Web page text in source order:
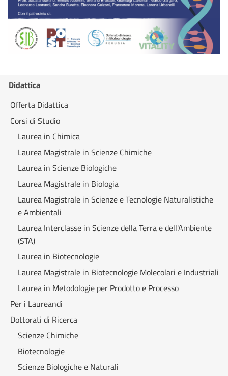
Didattica
Offerta Didattica
Corsi di Studio
Laurea in Chimica
Laurea Magistrale in Scienze Chimiche
Laurea in Scienze Biologiche
Laurea Magistrale in Biologia
Laurea Magistrale in Scienze e Tecnologie Naturalistiche
e Ambientali
Laurea Interclasse in Scienze della Terra e dell'Ambiente
(STA)
Laurea in Biotecnologie
Laurea Magistrale in Biotecnologie Molecolari e Industriali
Laurea in Metodologie per Prodotto e Processo
Per i Laureandi
Dottorati di Ricerca
Scienze Chimiche
Biotecnologie
Scienze Biologiche e Naturali